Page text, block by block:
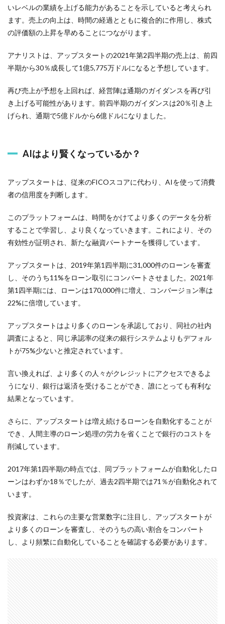
いレベルの業績を上げる能力があることを示していると考えられ
ます。売上の向上は、時間の経過とともに複合的に作用し、株式
の評価額の上昇を早めることにつながります。
アナリストは、アップスタートの2021年第2四半期の売上は、前四
半期から30％成長して1億5,775万ドルになると予想しています。
再び売上が予想を上回れば、経営陣は通期のガイダンスを再び引
き上げる可能性があります。前四半期のガイダンスは20％引き上
げられ、通期で5億ドルから6億ドルになりました。
AIはより賢くなっているか？
アップスタートは、従来のFICOスコアに代わり、AIを使って消費
者の信用度を判断します。
このプラットフォームは、時間をかけてより多くのデータを分析
することで学習し、より良くなっていきます。これにより、その
有効性が証明され、新たな融資パートナーを獲得しています。
アップスタートは、2019年第1四半期に31,000件のローンを審査
し、そのうち11%をローン取引にコンバートさせました。2021年
第1四半期には、ローンは170,000件に増え、コンバージョン率は
22%に倍増しています。
アップスタートはより多くのローンを承認しており、同社の社内
調査によると、同じ承認率の従来の銀行システムよりもデフォル
トが75%少ないと推定されています。
言い換えれば、より多くの人々がクレジットにアクセスできるよ
うになり、銀行は返済を受けることができ、誰にとっても有利な
結果となっています。
さらに、アップスタートは増え続けるローンを自動化することが
でき、人間主導のローン処理の労力を省くことで銀行のコストを
削減しています。
2017年第1四半期の時点では、同プラットフォームが自動化したロ
ーンはわずか18％でしたが、過去2四半期では71％が自動化されて
います。
投資家は、これらの主要な営業数字に注目し、アップスタートが
より多くのローンを審査し、そのうちの高い割合をコンバート
し、より頻繁に自動化していることを確認する必要があります。